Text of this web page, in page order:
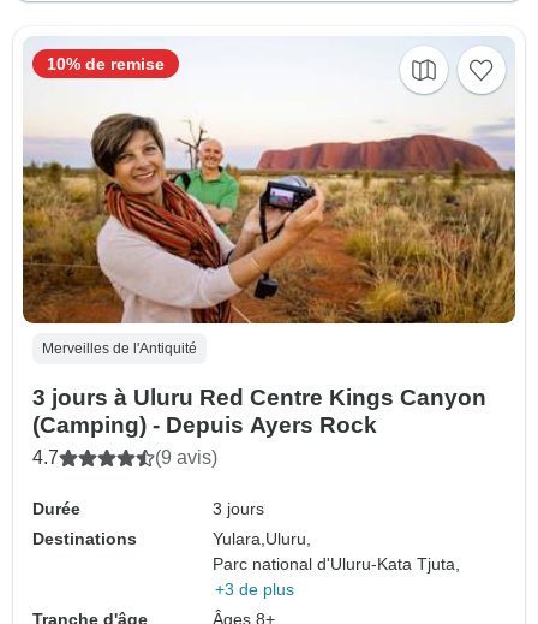
Merveilles de l'Antiquité
3 jours à Uluru Red Centre Kings Canyon
(Camping) - Depuis Ayers Rock
4.7 (9 avis)
Durée
3 jours
Destinations
Yulara,Uluru,
Parc national d'Uluru-Kata Tjuta,
+3 de plus
Tranche d'âge
Âges 8+
10% de remise